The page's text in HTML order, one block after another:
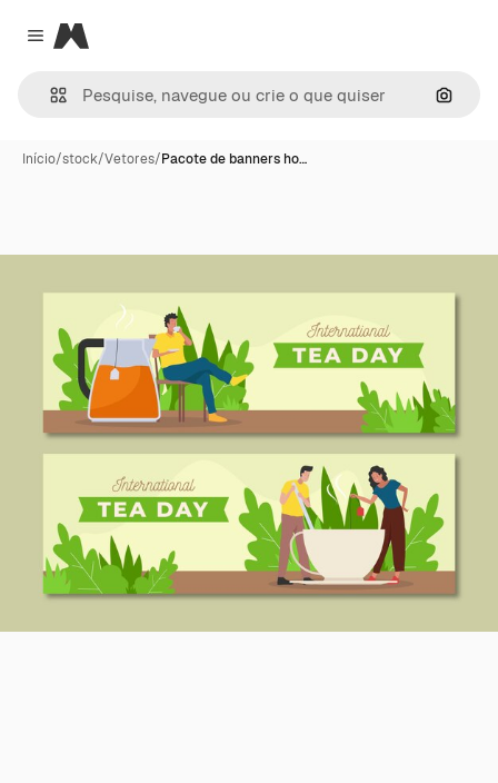
Close menu
Magnific
Início/stock/Vetores/Pacote de banners ho…